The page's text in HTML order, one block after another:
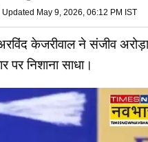
Updated May 9, 2026, 06:12 PM IST
केजरीवाल ने संजीव
पर निशाना साधा।